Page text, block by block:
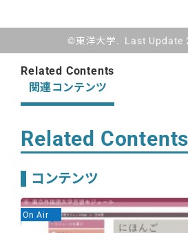
©東洋大学. Last Update
Related Contents
関連コンテンツ
Related Contents
コンテンツ
On Air